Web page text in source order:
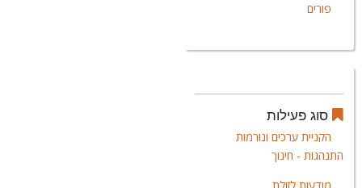
פורים
סוג פעילות
הקניית ערכים ונורמות
התנהגות - חינוך